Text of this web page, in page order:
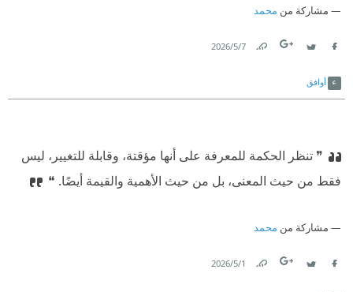
مشاركة من محمد
7‏/5‏/2026
أوافق
❞ تنظر الحكمة للمعرفة على أنها مؤقتة، وقابلة للتغيير، ليس
فقط من حيث المعنى، بل من حيث الأهمية والقيمة أيضًا. ❝
مشاركة من محمد
1‏/5‏/2026